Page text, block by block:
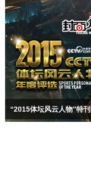
“2015体坛风云人物”特刊